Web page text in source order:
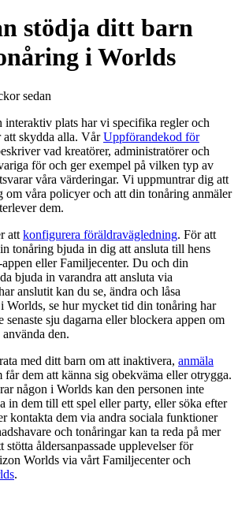
stödja ditt barn
i Worlds
sedan
interaktiv plats har vi specifika regler och
skydda alla. VårUppförandekod för
vad kreatörer, administratörer och
för och ger exempel på vilken typ av
våra värderingar. Vi uppmuntrar dig att
om våra policyer och att din tonåring anmäler
dem.
att konfigurera föräldravägledning. För att
tonåring bjuda in dig att ansluta till hens
eller Familjecenter. Du och din
bjuda in varandra att ansluta via
anslutit kan du se, ändra och låsa
Worlds, se hur mycket tid din tonåring har
senaste sju dagarna eller blockera appen om
den.
med ditt barn om att inaktivera, anmäla
får dem att känna sig obekväma eller otrygga.
någon i Worlds kan den personen inte
in dem till ett spel eller party, eller söka efter
kontakta dem via andra sociala funktioner
och tonåringar kan ta reda på mer
stötta åldersanpassade upplevelser för
Worlds via vårt Familjecenter och
.